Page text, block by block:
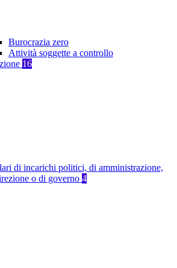
Burocrazia zero
Attività soggette a controllo
16
di incarichi politici, di amministrazione,
o di governo 4